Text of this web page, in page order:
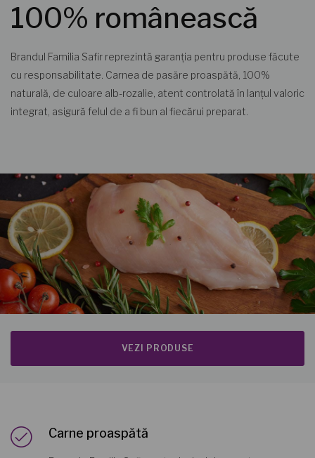
100% românească
Brandul Familia Safir reprezintă garanția pentru produse făcute
cu responsabilitate. Carnea de pasăre proaspătă, 100%
naturală, de culoare alb-rozalie, atent controlată în lanțul valoric
integrat, asigură felul de a fi bun al fiecărui preparat.
VEZI PRODUSE
Carne proaspătă